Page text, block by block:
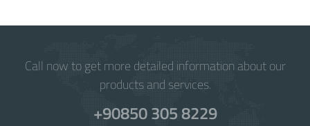
Call now to get more detailed information about our
products and services.
+90850 305 8229